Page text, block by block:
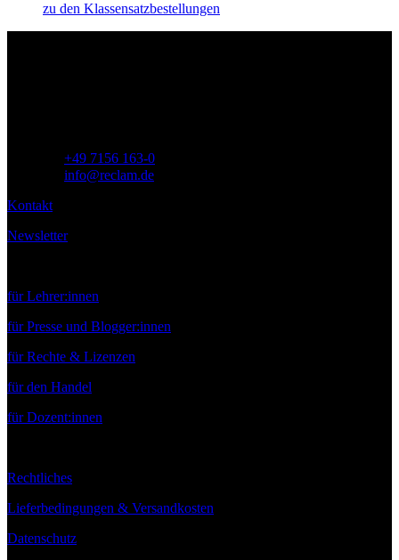
zu den Klassensatzbestellungen
+49 7156 163-0
info@reclam.de
Kontakt
Newsletter
für Lehrer:innen
für Presse und Blogger:innen
für Rechte & Lizenzen
für den Handel
für Dozent:innen
Rechtliches
Lieferbedingungen & Versandkosten
Datenschutz